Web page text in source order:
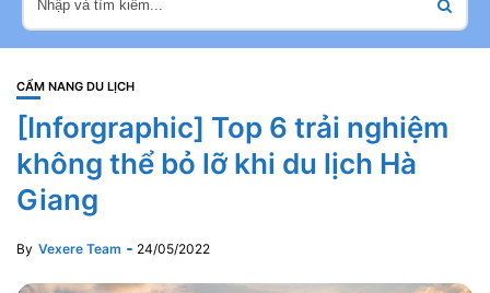
CẨM NANG DU LỊCH
[Inforgraphic] Top 6 trải nghiệm
không thể bỏ lỡ khi du lịch Hà
Giang
By Vexere Team 24/05/2022